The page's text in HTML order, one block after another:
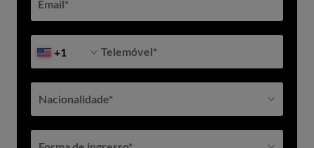
Email*
+1 Telemóvel*
Nacionalidade*